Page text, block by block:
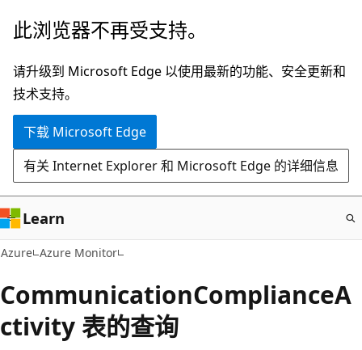
跳
主
要
内
此浏览器不再受支持。
请升级到 Microsoft Edge 以使用最新的功能、安全更新和
技术支持。
下载 Microsoft Edge
有关 Internet Explorer 和 Microsoft Edge 的详细信息
Learn
Azure Azure Monitor
CommunicationComplianceA
ctivity 表的查询